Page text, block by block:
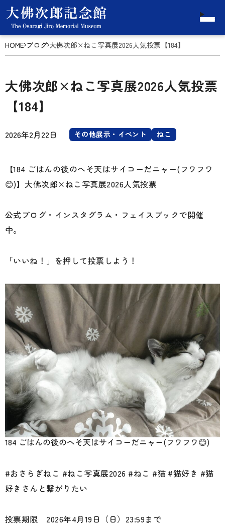
HOME ブログ 大佛次郎×ねこ写真展2026人気投票【184】
大佛次郎×ねこ写真展2026人気投票
【184】
2026年2月22日 その他展示・イベント ねこ
【184 ごはんの後のへそ天はサイコーだニャー(フワフワ
😊)】大佛次郎×ねこ写真展2026人気投票
公式ブログ・インスタグラム・フェイスブックで開催
中。
「いいね！」を押して投票しよう！
184 ごはんの後のへそ天はサイコーだニャー(フワフワ😊)
#おさらぎねこ #ねこ写真展2026 #ねこ #猫 #猫好き #猫
好きさんと繋がりたい
投票期限 2026年4月19日（日）23:59まで